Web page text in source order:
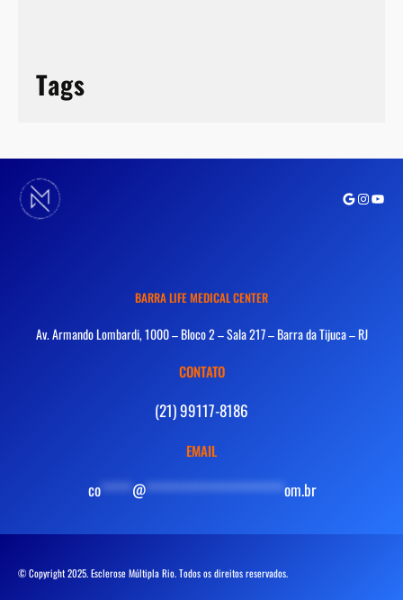
Tags
Google
BARRA LIFE MEDICAL CENTER
Av. Armando Lombardi, 1000 – Bloco 2 – Sala 217 – Barra da Tijuca – RJ
CONTATO
(21) 99117-8186
EMAIL
co*****@**********************om.br
© Copyright 2025. Esclerose Múltipla Rio. Todos os direitos reservados.